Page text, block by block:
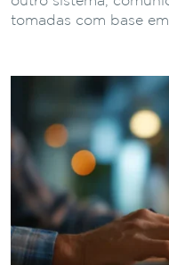
tomadas com base